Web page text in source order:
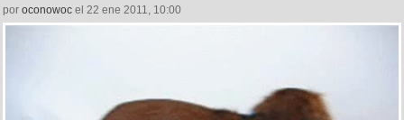
por oconowoc el 22 ene 2011, 10:00